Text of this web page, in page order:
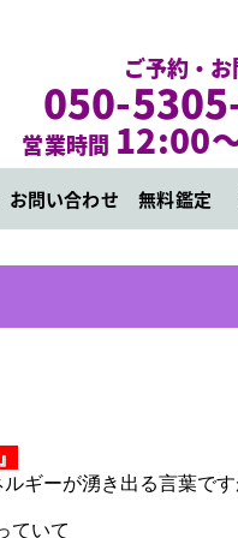
ご予約・
050-
営業時間 12:00
お問い合わせ 無料鑑定